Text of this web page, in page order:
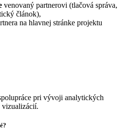
venovaný partnerovi (tlačová správa,
článok),
na hlavnej stránke projektu
pri vývoji analytických
vizualizácií.